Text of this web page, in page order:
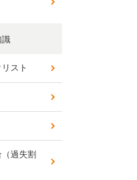
識
スト
過失割